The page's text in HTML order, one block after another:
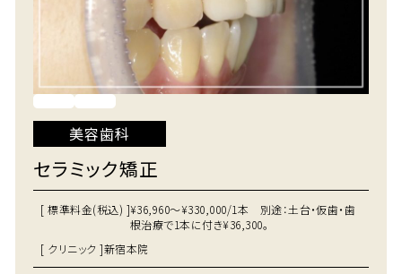
美容歯科
セラミック矯正
[ 標準料金(税込) ]¥36,960～¥330,000/1本 別途：土台・仮歯・歯
根治療で1本に付き¥36,300。
[ クリニック ]新宿本院